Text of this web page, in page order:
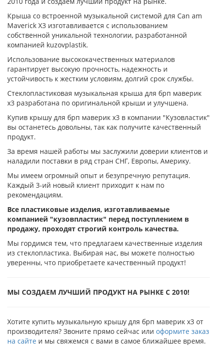
Крыша со встроенной музыкальной системой для Can am
Maverick X3 изготавливается с использованием
собственной уникальной технологии, разработанной
компанией kuzovplastik.
Использование высококачественных материалов
гарантирует высокую прочность, надежность и
устойчивость к жестким условиям, долгий срок службы.
Стеклопластиковая музыкальная крыша для брп маверик
х3 разработана по оригинальной крыши и улучшена.
Купив крышу для брп маверик х3 в компании "Кузовластик"
вы останетесь довольны, так как получите качественный
продукт.
За время нашей работы мы заслужили доверии клиентов и
наладили поставки в ряд стран СНГ, Европы, Америку.
Мы имеем огромный опыт и безупречную репутация.
Каждый 3-ий новый клиент приходит к нам по
рекомендациям.
Все пластиковые изделия, изготавливаемые
компанией "кузовпластик" перед поступлением в
продажу, проходят строгий контроль качества.
Мы гордимся тем, что предлагаем качественные изделия
из стеклопластика. Выбирая нас, вы можете полностью
уверенны, что приобретаете качественный продукт!
МЫ СОЗДАЕМ ЛУЧШИЙ ПРОДУКТ НА РЫНКЕ С 2010!
Хотите купить музыкальную крышу для брп маверик х3 от
производителя? Звоните прямо сейчас или оформите заказ
на сайте и мы свяжемся с вами в самое ближайшее время.